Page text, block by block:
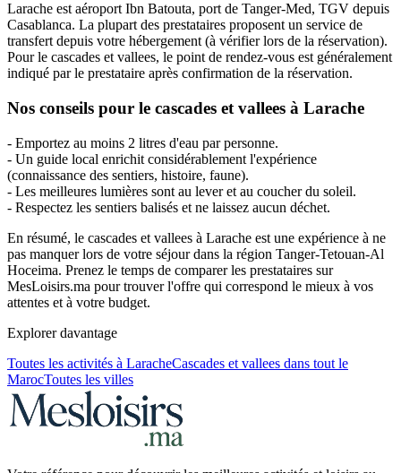
Larache est aéroport Ibn Batouta, port de Tanger-Med, TGV depuis
Casablanca. La plupart des prestataires proposent un service de
transfert depuis votre hébergement (à vérifier lors de la réservation).
Pour le cascades et vallees, le point de rendez-vous est généralement
indiqué par le prestataire après confirmation de la réservation.
Nos conseils pour le cascades et vallees à Larache
- Emportez au moins 2 litres d'eau par personne.
- Un guide local enrichit considérablement l'expérience
(connaissance des sentiers, histoire, faune).
- Les meilleures lumières sont au lever et au coucher du soleil.
- Respectez les sentiers balisés et ne laissez aucun déchet.
En résumé, le cascades et vallees à Larache est une expérience à ne
pas manquer lors de votre séjour dans la région Tanger-Tetouan-Al
Hoceima. Prenez le temps de comparer les prestataires sur
MesLoisirs.ma pour trouver l'offre qui correspond le mieux à vos
attentes et à votre budget.
Explorer davantage
Toutes les activités à LaracheCascades et vallees dans tout le
MarocToutes les villes